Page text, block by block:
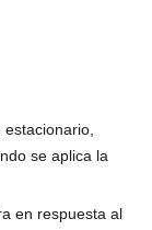
estacionario,
se aplica la
en respuesta al